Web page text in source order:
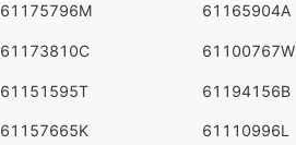
61175796M 61165904A
61173810C 61100767W
61151595T 61194156B
61157665K 61110996L